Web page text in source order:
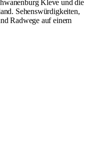
Kleve und die
Sehenswürdigkeiten,
Radwege auf einem